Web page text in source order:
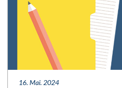
16. Mai. 2024